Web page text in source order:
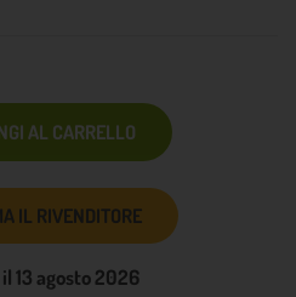
AL CARRELLO
IL RIVENDITORE
13 agosto 2026